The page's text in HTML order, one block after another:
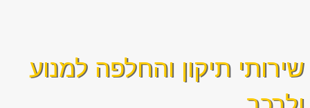
שירותי תיקון והחלפה למנוע